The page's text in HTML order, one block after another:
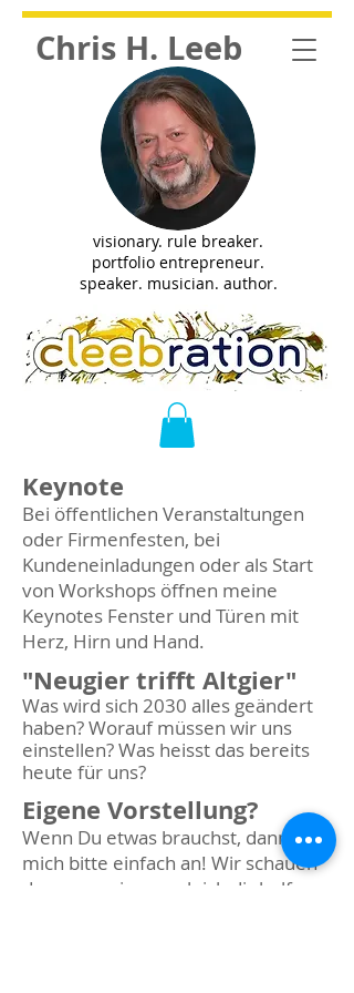
Chris H. Leeb
visionary. rule breaker.
portfolio entrepreneur.
speaker. musician. author.
Keynote
Bei öffentlichen Veranstaltungen
oder Firmenfesten, bei
Kundeneinladungen oder als Start
von Workshops öffnen meine
Keynotes Fenster und Türen mit
Herz, Hirn und Hand.
"Neugier trifft Altgier"
Was wird sich 2030 alles geändert
haben?Worauf müssen wir uns
einstellen?Was heisst das bereits
heute für uns?
Eigene Vorstellung?
Wenn Du etwas brauchst, dann ping
mich bitte einfach an! Wir schauen
dann gemeinsam ob ich dir helfen